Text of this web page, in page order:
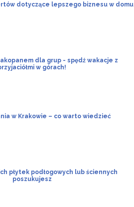
dotyczące lepszego biznesu w domu
dla grup - spędź wakacje z
w górach!
w Krakowie – co warto wiedzieć
płytek podłogowych lub ściennych
poszukujesz